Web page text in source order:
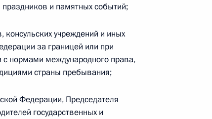
ФЗ
об административных правонарушениях
ФЗ
Федерации «О защите прав потребителей»
и памятных событий;
консульских учреждений и иных
за границей или при
с нормами международного права,
страны пребывания;
Федерации, Председателя
государственных и